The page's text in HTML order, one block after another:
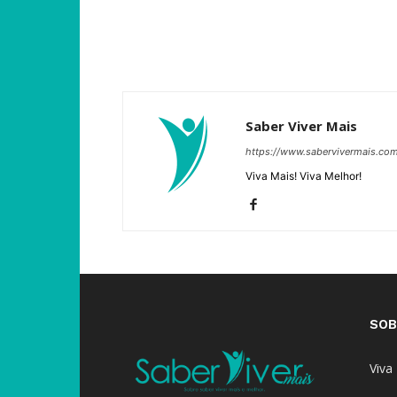
Saber Viver Mais
https://www.sabervivermais.com
Viva Mais! Viva Melhor!
Viva